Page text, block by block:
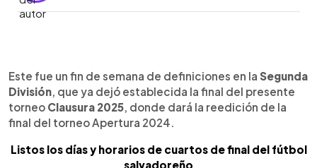
Escuchar artículo
Este fue un fin de semana de definiciones en la Segunda
División , que ya dejó establecida la final del presente
torneo Clausura 2025 , donde dará la reedición de la
final del torneo Apertura 2024.
Listos los días y horarios de cuartos de final del fútbol
salvadoreño